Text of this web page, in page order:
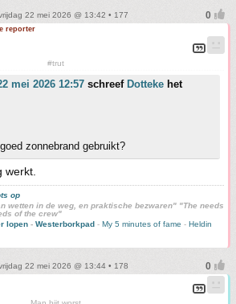
22 mei 2026 @ 13:42 • 177
reporter
#trut
mei 2026 12:57 schreef Dotteke het
zonnebrand gebruikt?
werkt.
op
wetten in de weg, en praktische bezwaren" "The needs
of the crew"
lopen - Westerborkpad - My 5 minutes of fame - Heldin
22 mei 2026 @ 13:44 • 178